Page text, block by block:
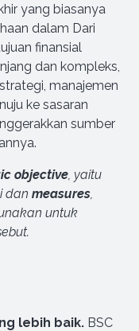
yang biasanya
dalam Dari
finansial
dan kompleks,
manajemen
ke sasaran
sumber
objective , yaitu
dan measures
untuk
lebih baik. BSC